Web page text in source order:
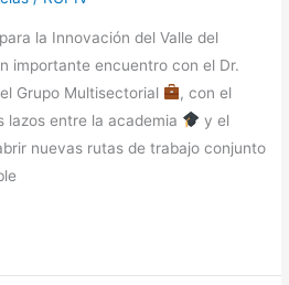
la Innovación del Valle del
importante encuentro con el Dr.
Grupo Multisectorial
, con el
lazos entre la academia
y el
nuevas rutas de trabajo conjunto